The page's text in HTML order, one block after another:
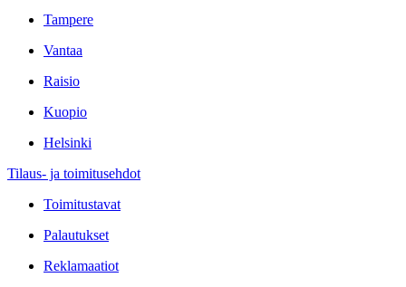
Tampere
Vantaa
Raisio
Kuopio
Helsinki
Tilaus- ja toimitusehdot
Toimitustavat
Palautukset
Reklamaatiot